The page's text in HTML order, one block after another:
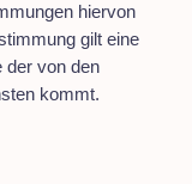
hiervon
gilt eine
der von den
kommt.